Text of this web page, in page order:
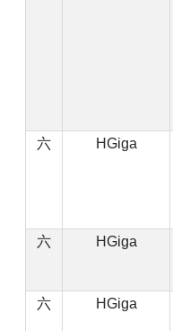
六 HGiga
六 HGiga
六 HGiga